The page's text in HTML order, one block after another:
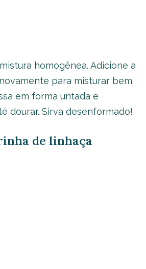
homogênea. Adicione a
para misturar bem.
em forma untada e
dourar. Sirva desenformado!
de linhaça